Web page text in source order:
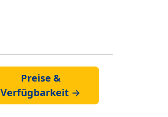
Preise &
Verfügbarkeit →